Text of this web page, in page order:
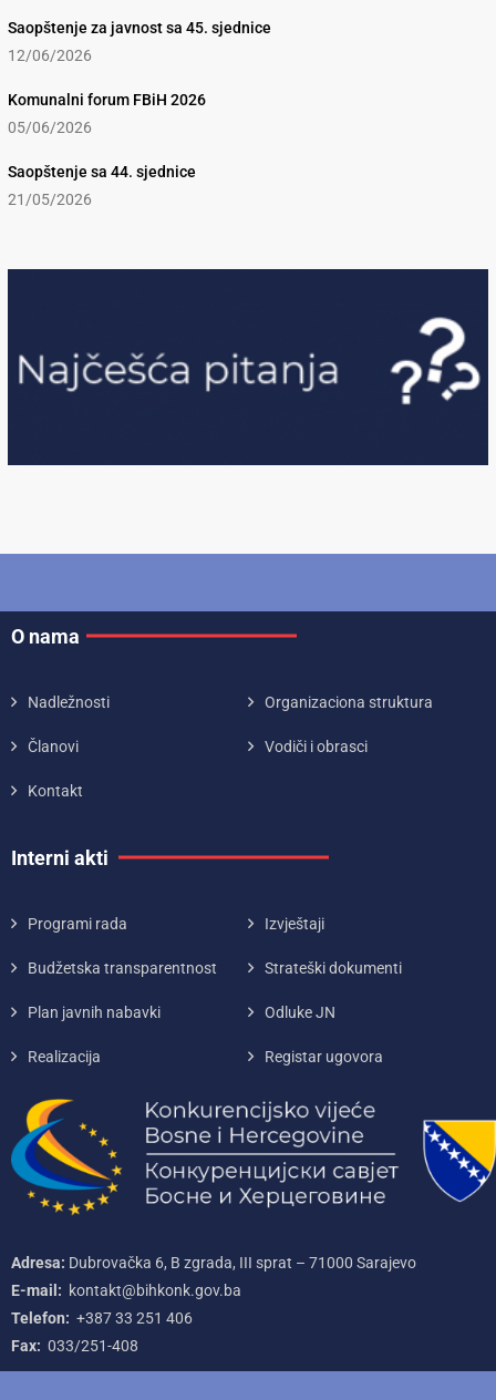
Saopštenje za javnost sa 45. sjednice
12/06/2026
Komunalni forum FBiH 2026
05/06/2026
Saopštenje sa 44. sjednice
21/05/2026
O nama
Nadležnosti Organizaciona struktura
Članovi Vodiči i obrasci
Kontakt
Interni akti
Programi rada Izvještaji
Budžetska transparentnost Strateški dokumenti
Plan javnih nabavki Odluke JN
Realizacija Registar ugovora
Adresa: Dubrovačka 6, B zgrada, III sprat – 71000‌ Sarajevo
E-mail: kontakt@bihkonk.gov.ba
Telefon: +387‌ 33‌ 251‌ 406
Fax: 033/251-408